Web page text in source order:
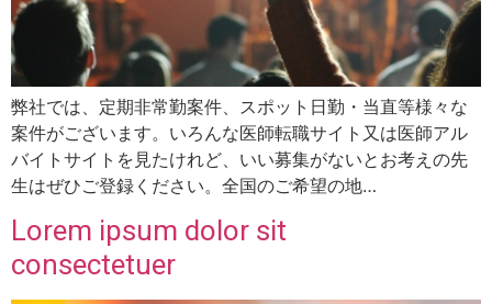
弊社では、定期非常勤案件、スポット日勤・当直等様々な
案件がございます。いろんな医師転職サイト又は医師アル
バイトサイトを見たけれど、いい募集がないとお考えの先
生はぜひご登録ください。全国のご希望の地…
Lorem ipsum dolor sit
consectetuer